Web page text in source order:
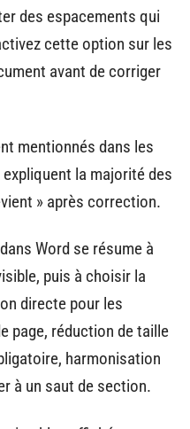
des espacements qui
cette option sur les
avant de corriger
mentionnés dans les
la majorité des
» après correction.
Word se résume à
puis à choisir la
directe pour les
page, réduction de taille
harmonisation
à un saut de section.